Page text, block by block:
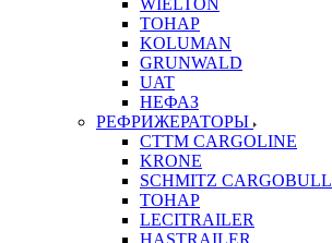
WIELTON
ТОНАР
KOLUMAN
GRUNWALD
UAT
НЕФАЗ
РЕФРИЖЕРАТОРЫ
CTTM CARGOLINE
KRONE
SCHMITZ CARGOBULL
ТОНАР
LECITRAILER
HASTRAILER